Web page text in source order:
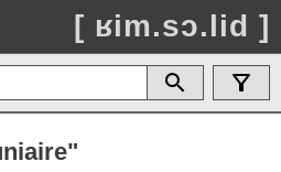
[ ʁim.sɔ.lid ]